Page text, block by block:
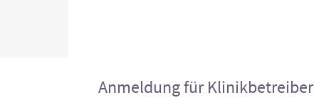
Anmeldung für Klinikbetreiber